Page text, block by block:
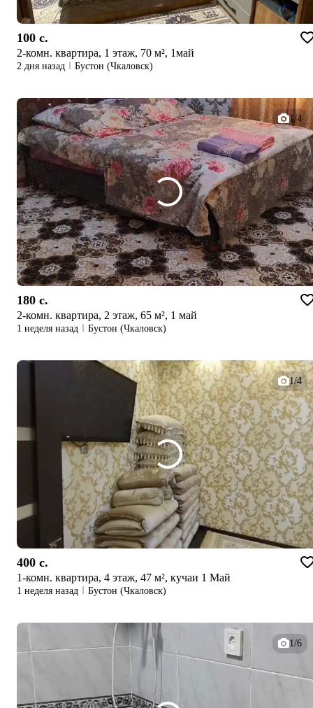
100 c.
2-комн. квартира, 1 этаж, 70 м², 1май
2 дня назад Бустон (Чкаловск)
1/4
180 c.
2-комн. квартира, 2 этаж, 65 м², 1 май
1 неделя назад Бустон (Чкаловск)
1/4
400 c.
1-комн. квартира, 4 этаж, 47 м², кучаи 1 Май
1 неделя назад Бустон (Чкаловск)
1/6